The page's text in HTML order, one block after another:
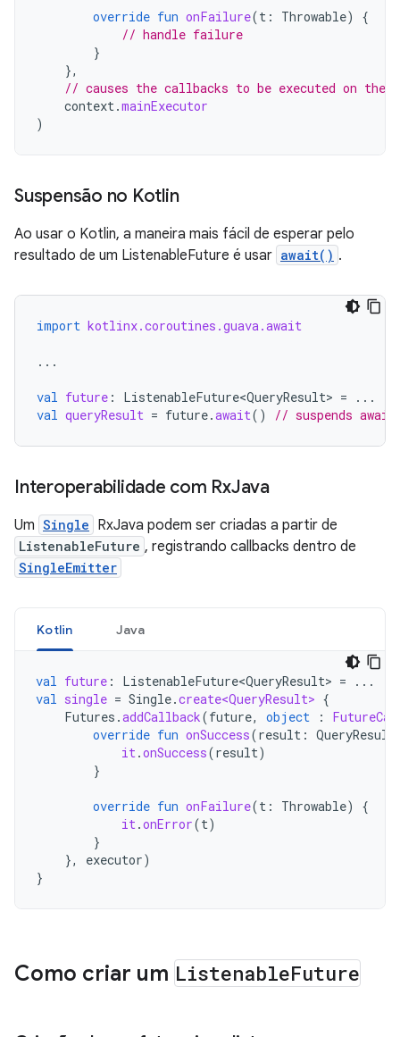
override fun onFailure(t : Throwable)
{
// handle failure
}
},
// causes the callbacks to be executed on the
context.mainExecutor
)
Suspensão no Kotlin
Ao usar o Kotlin, a maneira mais fácil de esperar pelo
resultado de um ListenableFuture é usar await() .
import kotlinx.coroutines.guava.await
...
val future : ListenableFuture<QueryResult> =
...
val queryResult = future.await() // suspends
Interoperabilidade com RxJava
Um Single RxJava podem ser criadas a partir de
ListenableFuture , registrando callbacks dentro de
SingleEmitter
Kotlin Java
val future : ListenableFuture<QueryResult> =
...
val single = Single.create<QueryResult> {
Futures .addCallback(future, object :
override fun onSuccess(result : QueryResult
it.onSuccess(result)
}
override fun onFailure(t : Throwable)
{
it.onError(t)
}
},
executor)
}
Como criar um ListenableFuture